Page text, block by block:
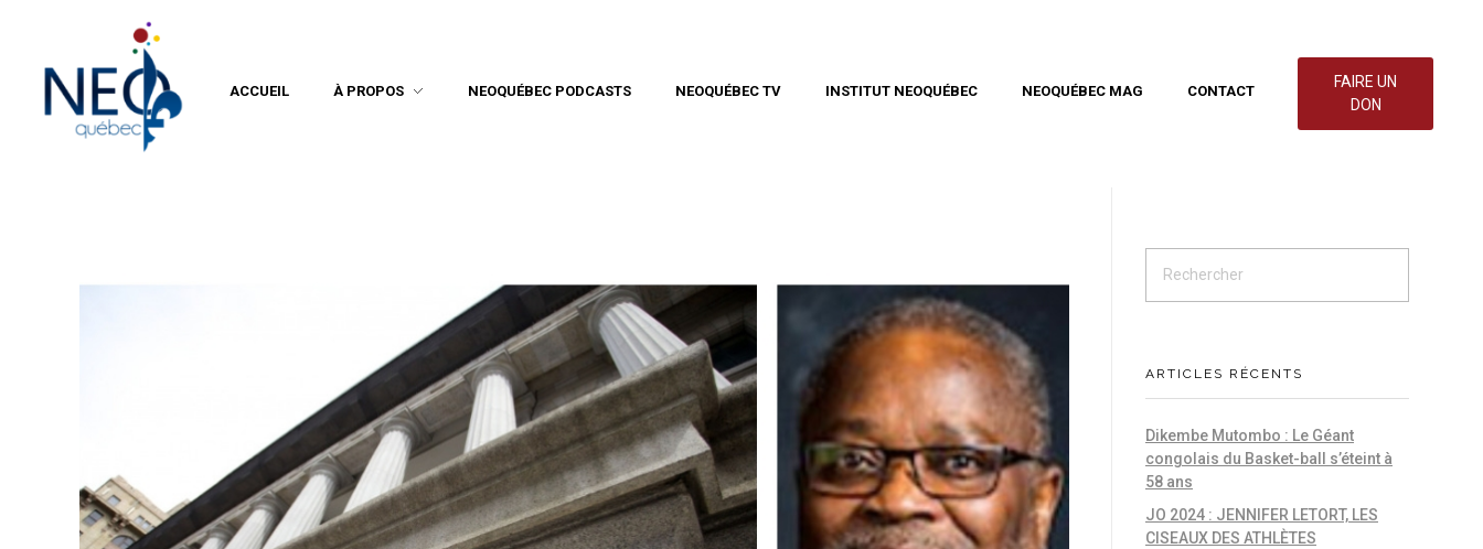
ACCUEIL À PROPOS NEOQUÉBEC PODCASTS NEOQUÉBEC TV INSTITUT NEOQUÉBEC NEOQUÉBEC MAG CONTACT
FAIRE UN
DON
ARTICLES RÉCENTS
Dikembe Mutombo : Le Géant
congolais du Basket-ball s’éteint à
58 ans
JO 2024 : JENNIFER LETORT, LES
CISEAUX DES ATHLÈTES